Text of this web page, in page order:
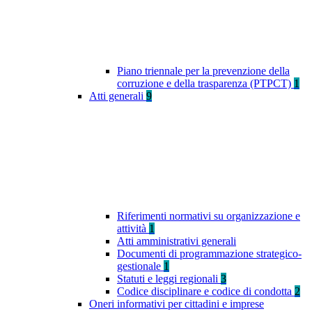
Piano triennale per la prevenzione della
corruzione e della trasparenza (PTPCT) 1
Atti generali 9
Riferimenti normativi su organizzazione e
attività 1
Atti amministrativi generali
Documenti di programmazione strategico-
gestionale 1
Statuti e leggi regionali 3
Codice disciplinare e codice di condotta 2
Oneri informativi per cittadini e imprese